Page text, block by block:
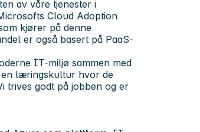
av våre tjenester i
Cloud Adoption
kjører på denne
er også basert på PaaS-
IT-miljø sammen med
en læringskultur hvor de
trives godt på jobben og er